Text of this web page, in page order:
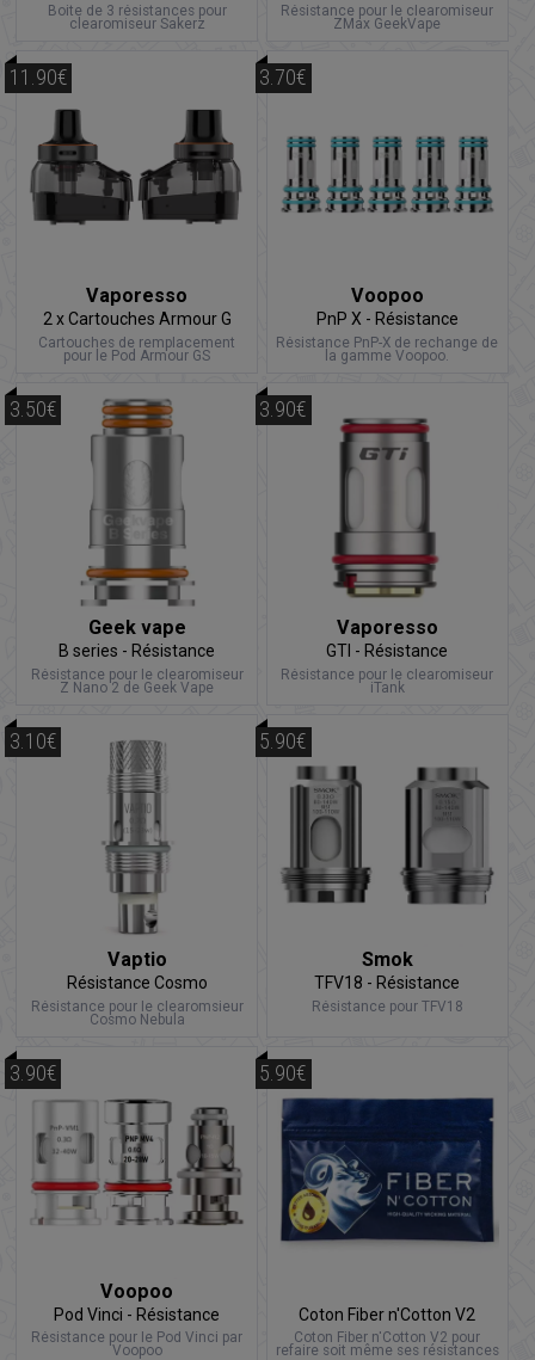
Boite de 3 résistances pour
clearomiseur Sakerz
Résistance pour le clearomiseur
ZMax GeekVape
Vaporesso
2 x Cartouches Armour G
Series
Cartouches de remplacement
pour le Pod Armour GS
11.90€
Voopoo
PnP X - Résistance
Résistance PnP-X de rechange de
la gamme Voopoo.
3.70€
Geek vape
B series - Résistance
Résistance pour le clearomiseur
Z Nano 2 de Geek Vape
3.50€
Vaporesso
GTI - Résistance
Résistance pour le clearomiseur
iTank
3.90€
Vaptio
Résistance Cosmo
Résistance pour le clearomsieur
Cosmo Nebula
3.10€
Smok
TFV18 - Résistance
Résistance pour TFV18
5.90€
Voopoo
Pod Vinci - Résistance
Résistance pour le Pod Vinci par
Voopoo
3.90€
Coton Fiber n'Cotton V2
Coton Fiber n'Cotton V2 pour
refaire soit même ses résistances
5.90€